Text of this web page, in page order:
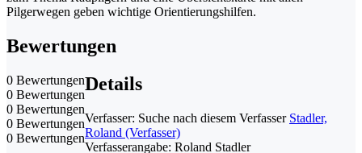
Pilgerwegen geben wichtige Orientierungshilfen.
Bewertungen
0 Bewertungen
0 Bewertungen
0 Bewertungen
0 Bewertungen
0 Bewertungen
Details
Verfasser: Suche nach diesem Verfasser Stadler,
Roland (Verfasser)
Verfasserangabe: Roland Stadler